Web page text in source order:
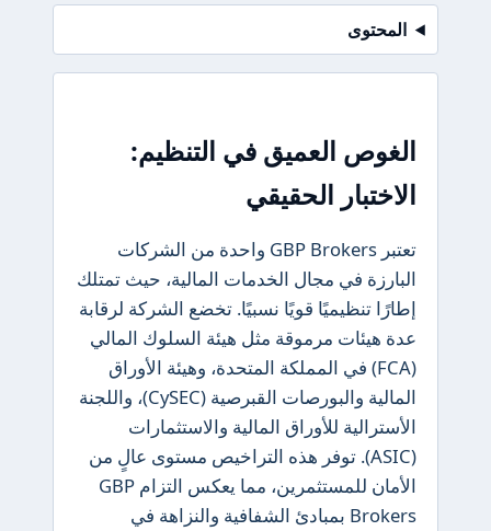
المحتوى
الغوص العميق في التنظيم:
الاختبار الحقيقي
تعتبر GBP Brokers واحدة من الشركات
البارزة في مجال الخدمات المالية، حيث تمتلك
إطارًا تنظيميًا قويًا نسبيًا. تخضع الشركة لرقابة
عدة هيئات مرموقة مثل هيئة السلوك المالي
(FCA) في المملكة المتحدة، وهيئة الأوراق
المالية والبورصات القبرصية (CySEC)، واللجنة
الأسترالية للأوراق المالية والاستثمارات
(ASIC). توفر هذه التراخيص مستوى عالٍ من
الأمان للمستثمرين، مما يعكس التزام GBP
Brokers بمبادئ الشفافية والنزاهة في